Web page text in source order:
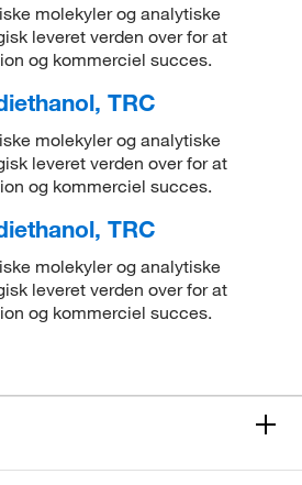
molekyler og analytiske
leveret verden over for at
og kommerciel succes.
TRC
molekyler og analytiske
leveret verden over for at
og kommerciel succes.
TRC
molekyler og analytiske
leveret verden over for at
og kommerciel succes.